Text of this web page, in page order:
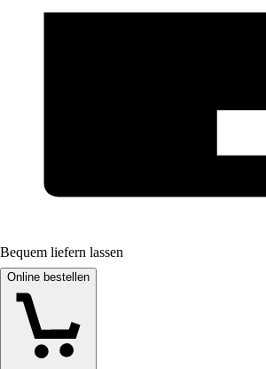
Bequem liefern lassen
Online bestellen